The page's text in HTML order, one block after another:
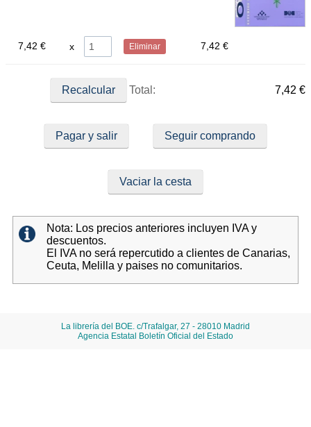
7,42 € Eliminar 7,42 €
Total: 7,42 €
Pagar y salir Seguir comprando
Vaciar la cesta
Nota: Los precios anteriores incluyen IVA y
descuentos.
El IVA no será repercutido a clientes de Canarias,
Ceuta, Melilla y paises no comunitarios.
La librería del BOE. c/Trafalgar, 27 - 28010 Madrid
Agencia Estatal Boletín Oficial del Estado